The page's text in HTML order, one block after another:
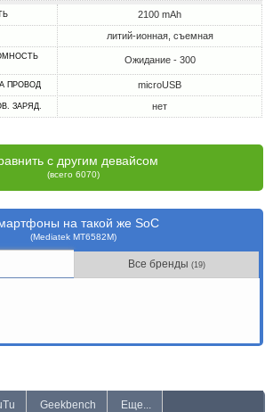
2100 mAh
литий-ионная, съемная
Ожидание - 300
ПРОВОД microUSB
ЗАРЯД. нет
с другим девайсом
(всего 6070)
на такой же SoC
(Mediatek MT6582M)
Все бренды(19)
Geekbench Еще...